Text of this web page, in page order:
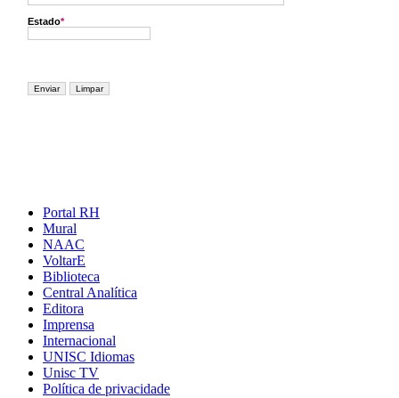
Portal RH
Mural
NAAC
VoltarE
Biblioteca
Central Analítica
Editora
Imprensa
Internacional
UNISC Idiomas
Unisc TV
Política de privacidade